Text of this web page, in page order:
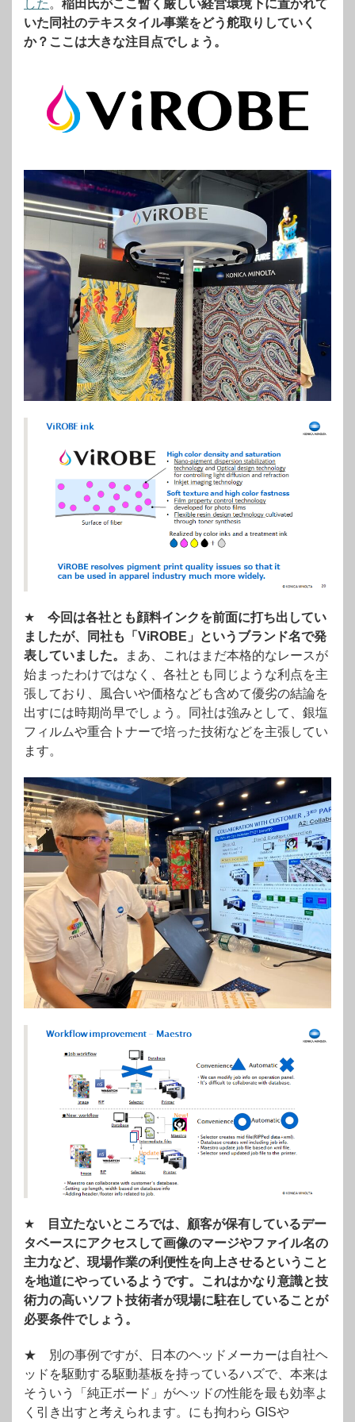
した 。 稲田氏がここ暫く厳しい経営環境下に置かれて
いた同社のテキスタイル事業をどう舵取りしていく
か？ここは大きな注目点でしょう。
★ 今回は各社とも顔料インクを前面に打ち出してい
ましたが、同社も「ViROBE」というブランド名で発
表していました。
まあ、これはまだ本格的なレースが
始まったわけではなく、各社とも同じような利点を主
張しており、風合いや価格なども含めて優劣の結論を
出すには時期尚早でしょう。同社は強みとして、銀塩
フィルムや重合トナーで培った技術などを主張してい
ます。
★
目立たないところでは、顧客が保有しているデー
タベースにアクセスして画像のマージやファイル名の
主力など、現場作業の利便性を向上させるということ
を地道にやっているようです。これはかなり意識と技
術力の高いソフト技術者が現場に駐在していることが
必要条件でしょう。
★ 別の事例ですが、日本のヘッドメーカーは自社ヘ
ッドを駆動する駆動基板を持っているハズで、本来は
そういう「純正ボード」がヘッドの性能を最も効率よ
く引き出すと考えられます。にも拘わら GISや